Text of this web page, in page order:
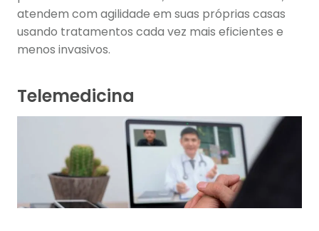
atendem com agilidade em suas próprias casas
usando tratamentos cada vez mais eficientes e
menos invasivos.
Telemedicina